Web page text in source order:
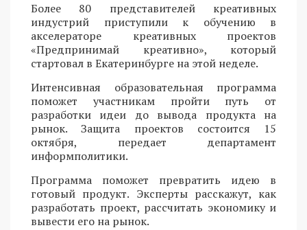
Более 80 представителей креативных
индустрий приступили к обучению в
акселераторе креативных проектов
«Предпринимай креативно», который
стартовал в Екатеринбурге на этой неделе.
Интенсивная образовательная программа
поможет участникам пройти путь от
разработки идеи до вывода продукта на
рынок. Защита проектов состоится 15
октября, передает департамент
информполитики.
Программа поможет превратить идею в
готовый продукт. Эксперты расскажут, как
разработать проект, рассчитать экономику и
вывести его на рынок.